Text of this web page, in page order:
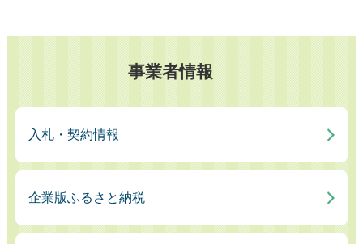
事業者情報
入札・契約情報
企業版ふるさと納税